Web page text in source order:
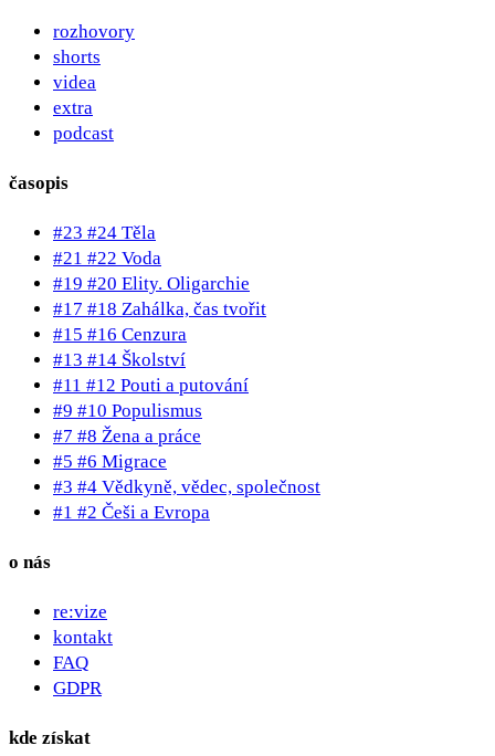
rozhovory
shorts
videa
extra
podcast
časopis
#23 #24 Těla
#21 #22 Voda
#19 #20 Elity. Oligarchie
#17 #18 Zahálka, čas tvořit
#15 #16 Cenzura
#13 #14 Školství
#11 #12 Pouti a putování
#9 #10 Populismus
#7 #8 Žena a práce
#5 #6 Migrace
#3 #4 Vědkyně, vědec, společnost
#1 #2 Češi a Evropa
o nás
re:vize
kontakt
FAQ
GDPR
kde získat